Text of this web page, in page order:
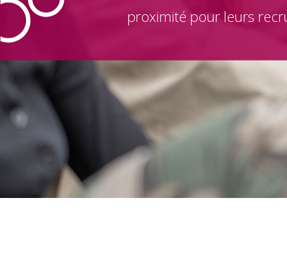
proximité pour leurs